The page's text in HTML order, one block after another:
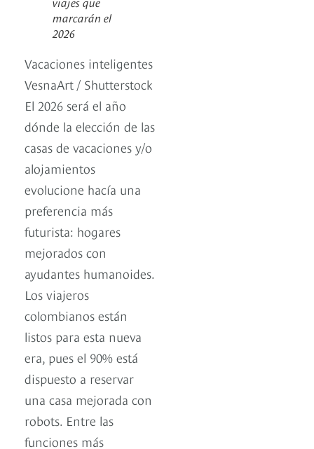
marcarán el
2026
Vacaciones inteligentes
VesnaArt / Shutterstock
El 2026 será el año
dónde la elección de las
casas de vacaciones y/o
alojamientos
evolucione hacía una
preferencia más
futurista: hogares
mejorados con
ayudantes humanoides.
Los viajeros
colombianos están
listos para esta nueva
era, pues el 90% está
dispuesto a reservar
una casa mejorada con
robots. Entre las
funciones más